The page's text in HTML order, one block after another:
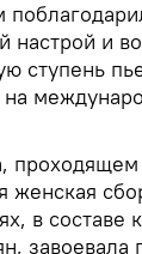
настрой и
ступень
женская
в составе
завоевала